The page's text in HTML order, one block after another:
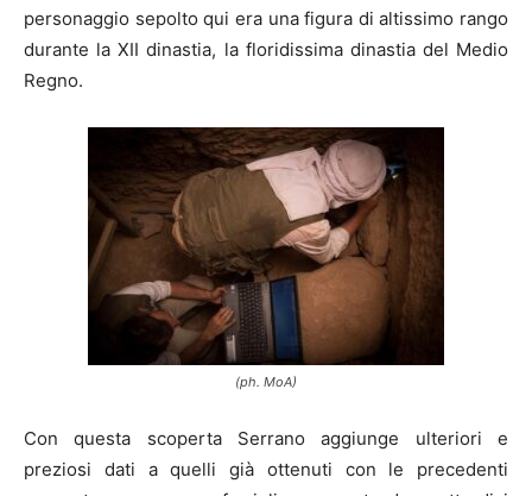
personaggio sepolto qui era una figura di altissimo rango
durante la XII dinastia, la floridissima dinastia del Medio
Regno.
(ph. MoA)
Con questa scoperta Serrano aggiunge ulteriori e
preziosi dati a quelli già ottenuti con le precedenti